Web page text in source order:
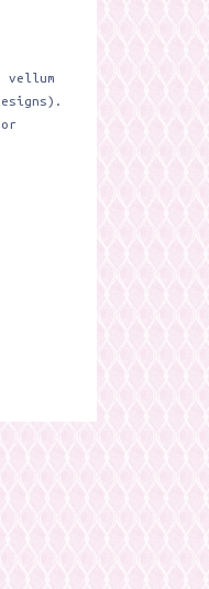
vellum